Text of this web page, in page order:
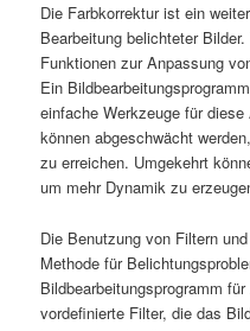
Die Farbkorrektur ist ein
Bearbeitung belichteter
Funktionen zur Anpassung
Ein
einfache Werkzeuge für
können abgeschwächt
zu erreichen. Umgekehrt
um mehr Dynamik zu
Die Benutzung von Filtern
Methode für
Bildbearbeitungsprogramm
vordefinierte Filter, die das